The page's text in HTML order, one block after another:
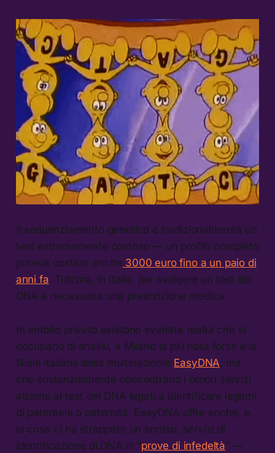
Il sequenziamento genetico è tradizionalmente un
test estremamente costoso — un profilo completo
poteva costare anche 3000 euro fino a un paio di
anni fa. Tutt’ora, in Italia, per svolgere un test del
DNA è necessaria una prescrizione medica.
In ambito privato esistono svariate realtà che si
occupano di analisi, a Milano la più nota forse è la
filiale italiana della multinazionle EasyDNA , ma
che sostanzialmente concentrano i propri servizi
attorno ai test del DNA legati a identificare legami
di parentela o paternità. EasyDNA offre anche, e
la cosa ci ha strappato un sorriso, servizi di
identificazione di DNA in “prove di infedeltà” —